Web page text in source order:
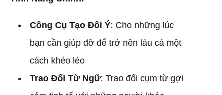
Công Cụ Tạo Đôi Ý: Cho những lúc
bạn cần giúp đỡ để trở nên láu cá một
cách khéo léo
Trao Đổi Từ Ngữ: Trao đổi cụm từ gợi